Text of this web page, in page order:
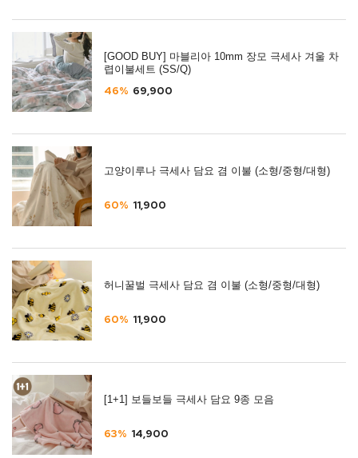
[GOOD BUY] 마블리아 10mm 장모 극세사 겨울 차
렵이불세트 (SS/Q)
46% 69,900
고양이루나 극세사 담요 겸 이불 (소형/중형/대형)
60% 11,900
허니꿀벌 극세사 담요 겸 이불 (소형/중형/대형)
60% 11,900
[1+1] 보들보들 극세사 담요 9종 모음
63% 14,900